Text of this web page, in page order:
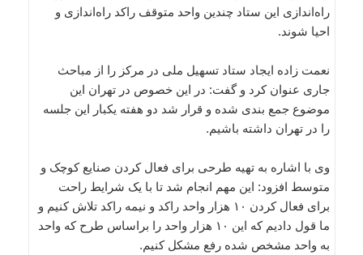
راه‌اندازی این ستاد چندین واحد متوقف راکد راه‌اندازی و
احیا شوند.
نعمت زاده ایجاد ستاد تسهیل ملی در مرکز را از مباحث
جاری عنوان کرد و گفت: در این خصوص در تهران این
موضوع جمع بندی شده و قرار شد دو هفته یکبار این جلسه
را در تهران داشته باشیم.
وی با اشاره به تهیه طرحی برای فعال کردن صنایع کوچک و
متوسط افزود: این مهم انجام شد تا با یک شرایط راحت
برای فعال کردن ۱۰ هزار واحد راکد و نیمه راکد تلاش کنیم و
ما قول دادیم که این ۱۰ هزار واحد را براساس طرح که واحد
به واحد مشخص شده رفع مشکل کنیم.